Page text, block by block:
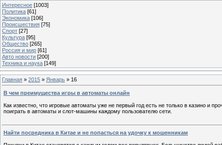
Интересное [1003]
Политика [61]
Экономика [106]
Происшествия [75]
Спорт [27]
Культура [95]
Общество [265]
Россия и мир [61]
Авто новости [200]
Техника и наука [149]
Главная » 2015 » Январь » 16
В чем преимущества игры в автоматы онлайн
Как известно, что игровые автоматы уже не первый год есть не только в казино и
поиграть в автоматы и слот-машины каждому пользователю сети.
Найти посредника в Китае и не попасться на удочку к мошенникам